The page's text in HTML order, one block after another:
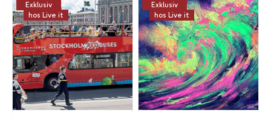
Exklusiv
hos Live it
Exklusiv
hos Live it